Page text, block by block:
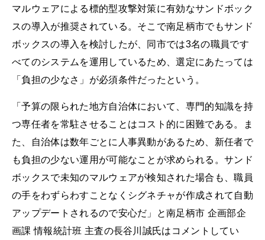
マルウェアによる標的型攻撃対策に有効なサンドボック
スの導入が推奨されている。そこで南足柄市でもサンド
ボックスの導入を検討したが、同市では3名の職員です
べてのシステムを運用しているため、選定にあたっては
「負担の少なさ」が必須条件だったという。
「予算の限られた地方自治体において、専門的知識を持
つ専任者を常駐させることはコスト的に困難である。ま
た、自治体は数年ごとに人事異動があるため、新任者で
も負担の少ない運用が可能なことが求められる。サンド
ボックスで未知のマルウェアが検知された場合も、職員
の手をわずらわすことなくシグネチャが作成されて自動
アップデートされるので安心だ」と南足柄市 企画部企
画課 情報統計班 主査の長谷川誠氏はコメントしてい